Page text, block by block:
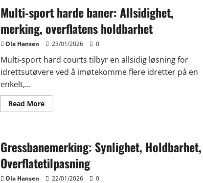
Overflatealternativer,
Vedlikehold
Multi-sport harde baner: Allsidighet,
merking, overflatens holdbarhet
Ola Hansen 23/01/2026 0
Multi-sport hard courts tilbyr en allsidig løsning for
idrettsutøvere ved å imøtekomme flere idretter på en
enkelt,...
Read MoreRead
more
baner:
Allsidighet,
merking,
overflatens
holdbarhet
Gressbanemerking: Synlighet, Holdbarhet,
Overflatetilpasning
Ola Hansen 22/01/2026 0